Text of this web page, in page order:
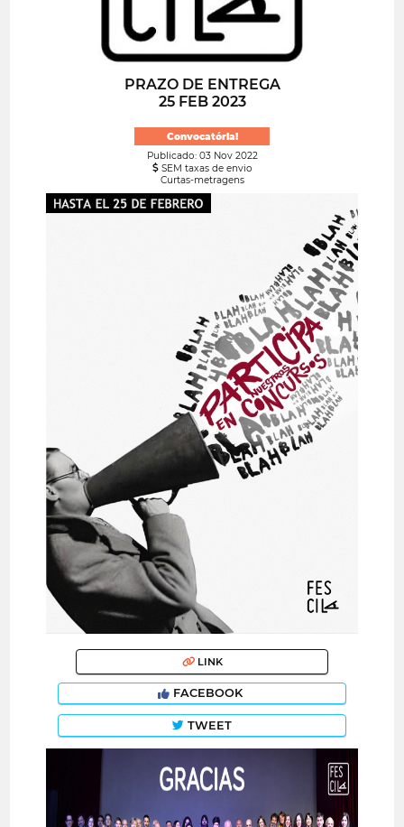
PRAZO DE ENTREGA
25 FEB 2023
Convocatória!
Publicado: 03 Nov 2022
SEM taxas de envio
Curtas-metragens
LINK
FACEBOOK
TWEET